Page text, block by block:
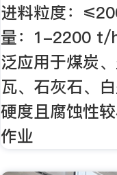
进料粒度：
量：1-2200 t/
泛应用于煤炭
瓦、石灰石、
硬度且腐蚀性
作业